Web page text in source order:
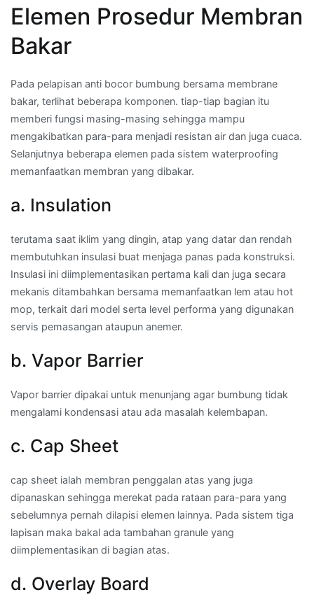
Elemen Prosedur Membran
Bakar
Pada pelapisan anti bocor bumbung bersama membrane
bakar, terlihat beberapa komponen. tiap-tiap bagian itu
memberi fungsi masing-masing sehingga mampu
mengakibatkan para-para menjadi resistan air dan juga cuaca.
Selanjutnya beberapa elemen pada sistem waterproofing
memanfaatkan membran yang dibakar.
a. Insulation
terutama saat iklim yang dingin, atap yang datar dan rendah
membutuhkan insulasi buat menjaga panas pada konstruksi.
Insulasi ini diimplementasikan pertama kali dan juga secara
mekanis ditambahkan bersama memanfaatkan lem atau hot
mop, terkait dari model serta level performa yang digunakan
servis pemasangan ataupun anemer.
b. Vapor Barrier
Vapor barrier dipakai untuk menunjang agar bumbung tidak
mengalami kondensasi atau ada masalah kelembapan.
c. Cap Sheet
cap sheet ialah membran penggalan atas yang juga
dipanaskan sehingga merekat pada rataan para-para yang
sebelumnya pernah dilapisi elemen lainnya. Pada sistem tiga
lapisan maka bakal ada tambahan granule yang
diimplementasikan di bagian atas.
d. Overlay Board